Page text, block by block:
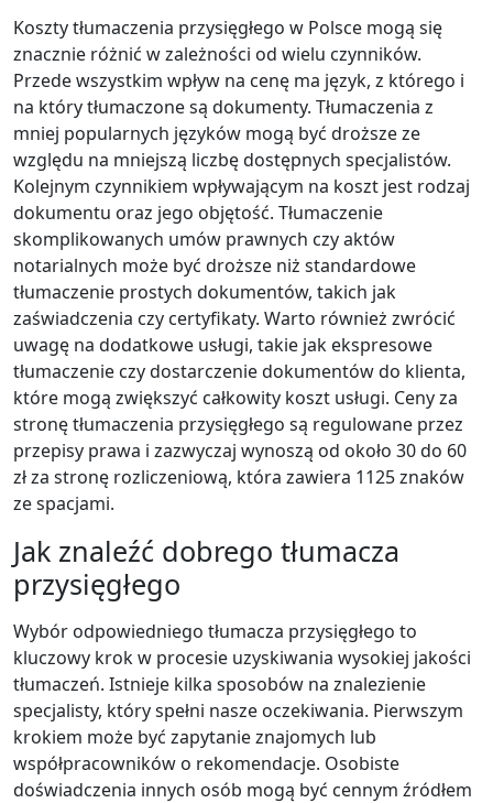
Koszty tłumaczenia przysięgłego w Polsce mogą się
znacznie różnić w zależności od wielu czynników.
Przede wszystkim wpływ na cenę ma język, z którego i
na który tłumaczone są dokumenty. Tłumaczenia z
mniej popularnych języków mogą być droższe ze
względu na mniejszą liczbę dostępnych specjalistów.
Kolejnym czynnikiem wpływającym na koszt jest rodzaj
dokumentu oraz jego objętość. Tłumaczenie
skomplikowanych umów prawnych czy aktów
notarialnych może być droższe niż standardowe
tłumaczenie prostych dokumentów, takich jak
zaświadczenia czy certyfikaty. Warto również zwrócić
uwagę na dodatkowe usługi, takie jak ekspresowe
tłumaczenie czy dostarczenie dokumentów do klienta,
które mogą zwiększyć całkowity koszt usługi. Ceny za
stronę tłumaczenia przysięgłego są regulowane przez
przepisy prawa i zazwyczaj wynoszą od około 30 do 60
zł za stronę rozliczeniową, która zawiera 1125 znaków
ze spacjami.
Jak znaleźć dobrego tłumacza
przysięgłego
Wybór odpowiedniego tłumacza przysięgłego to
kluczowy krok w procesie uzyskiwania wysokiej jakości
tłumaczeń. Istnieje kilka sposobów na znalezienie
specjalisty, który spełni nasze oczekiwania. Pierwszym
krokiem może być zapytanie znajomych lub
współpracowników o rekomendacje. Osobiste
doświadczenia innych osób mogą być cennym źródłem